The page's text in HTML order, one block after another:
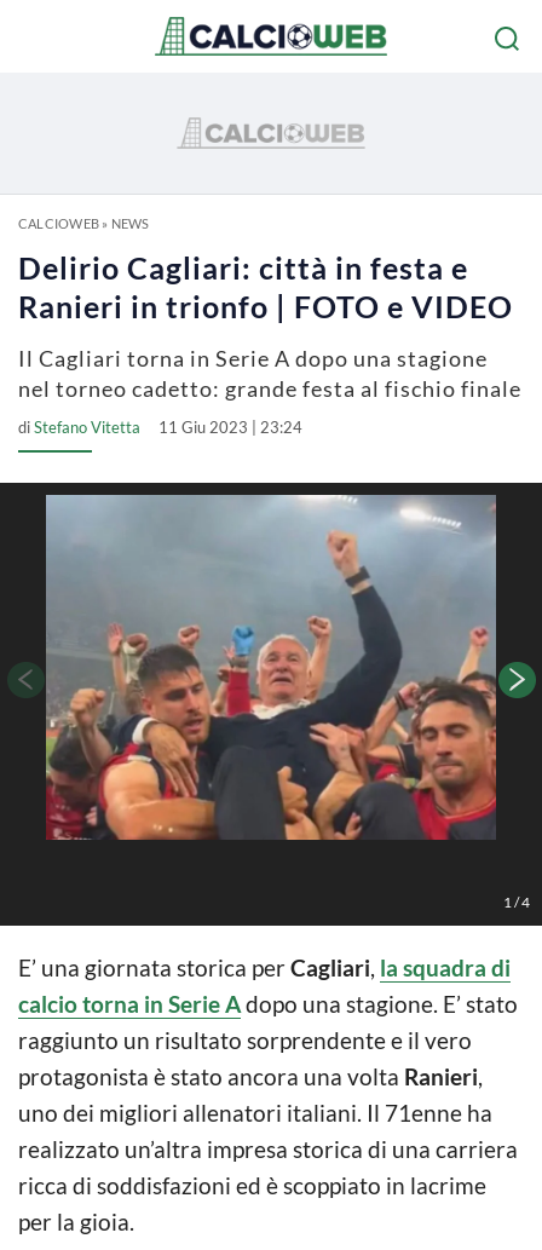
CALCIOWEB» NEWS
Delirio Cagliari: città in festa e
Ranieri in trionfo | FOTO e VIDEO
Il Cagliari torna in Serie A dopo una stagione
nel torneo cadetto: grande festa al fischio finale
diStefano Vitetta 11 Giu 2023 | 23:24
1 /4
E’ una giornata storica perCagliari, la squadra di
calcio torna in Serie Adopo una stagione. E’ stato
raggiunto un risultato sorprendente e il vero
protagonista è stato ancora una volta Ranieri,
uno dei migliori allenatori italiani. Il 71enne ha
realizzato un’altra impresa storica di una carriera
ricca di soddisfazioni ed è scoppiato in lacrime
per la gioia.